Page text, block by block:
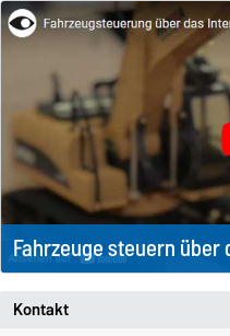
Fahrzeuge steuern
Kontakt